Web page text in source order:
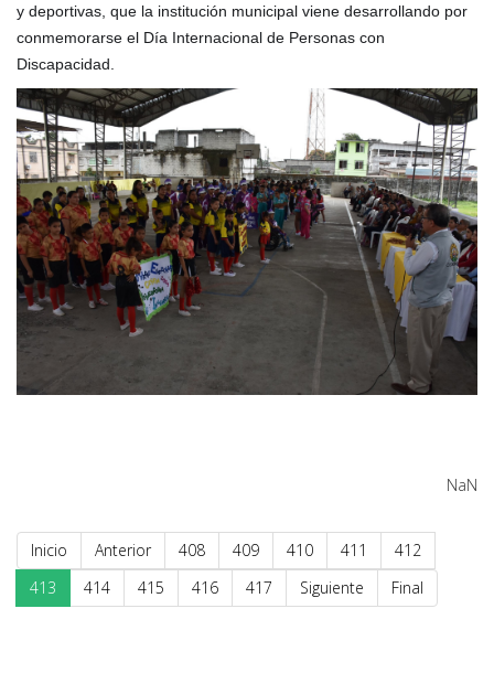
conmemorarse el Día Internacional de Personas con
Discapacidad.
413
414 415 416 417 Siguiente Final